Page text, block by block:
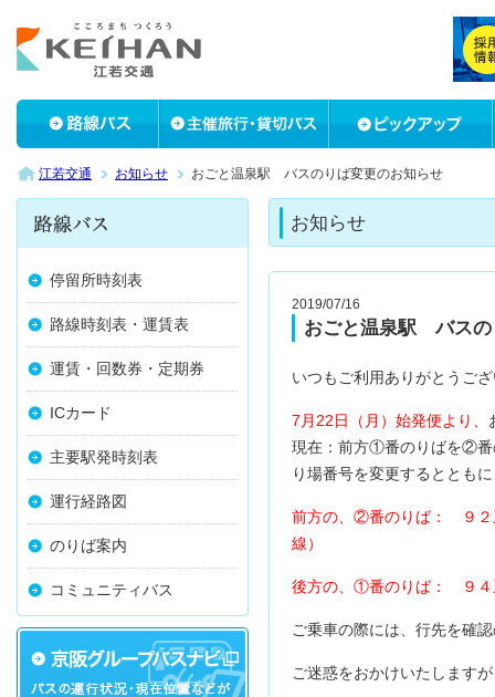
江若交通 お知らせ おごと温泉駅 バスのりば変更のお知らせ
停留所時刻表
路線時刻表・運賃表
運賃・回数券・定期券
ICカード
主要駅発時刻表
運行経路図
のりば案内
コミュニティバス
お知らせ
2019/07/16
おごと温泉駅 バスの
いつもご利用ありがとうご
7月22日（月）始発便より
現在：前方①番のりばを②
り場番号を変更するととも
前方の、②番のりば： ９２
線）
後方の、①番のりば： ９４
ご乗車の際には、行先を確
ご迷惑をおかけいたします